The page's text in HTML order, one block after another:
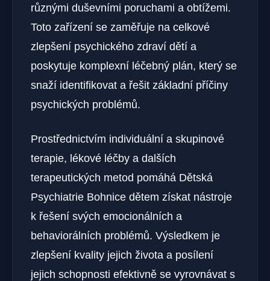
různými duševními poruchami a obtížemi.
Toto zařízení se zaměřuje na celkové
zlepšení psychického zdraví dětí a
poskytuje komplexní léčebný plán, který se
snaží identifikovat a řešit základní příčiny
psychických problémů.
Prostřednictvím individuální a skupinové
terapie, lékové léčby a dalších
terapeutických metod pomáhá Dětská
Psychiatrie Bohnice dětem získat nástroje
k řešení svých emocionálních a
behaviorálních problémů. Výsledkem je
zlepšení kvality jejich života a posílení
jejich schopnosti efektivně se vyrovnávat s